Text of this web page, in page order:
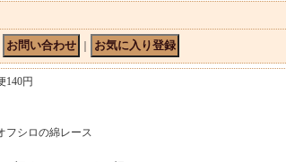
140円
フシロの綿レース